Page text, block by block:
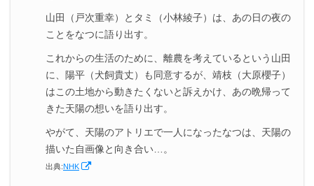
山田（戸次重幸）とタミ（小林綾子）は、あの日の夜の
ことをなつに語り出す。
これからの生活のために、離農を考えているという山田
に、陽平（犬飼貴丈）も同意するが、靖枝（大原櫻子）
はこの土地から動きたくないと訴えかけ、あの晩帰って
きた天陽の想いを語り出す。
やがて、天陽のアトリエで一人になったなつは、天陽の
描いた自画像と向き合い…。
出典:NHK